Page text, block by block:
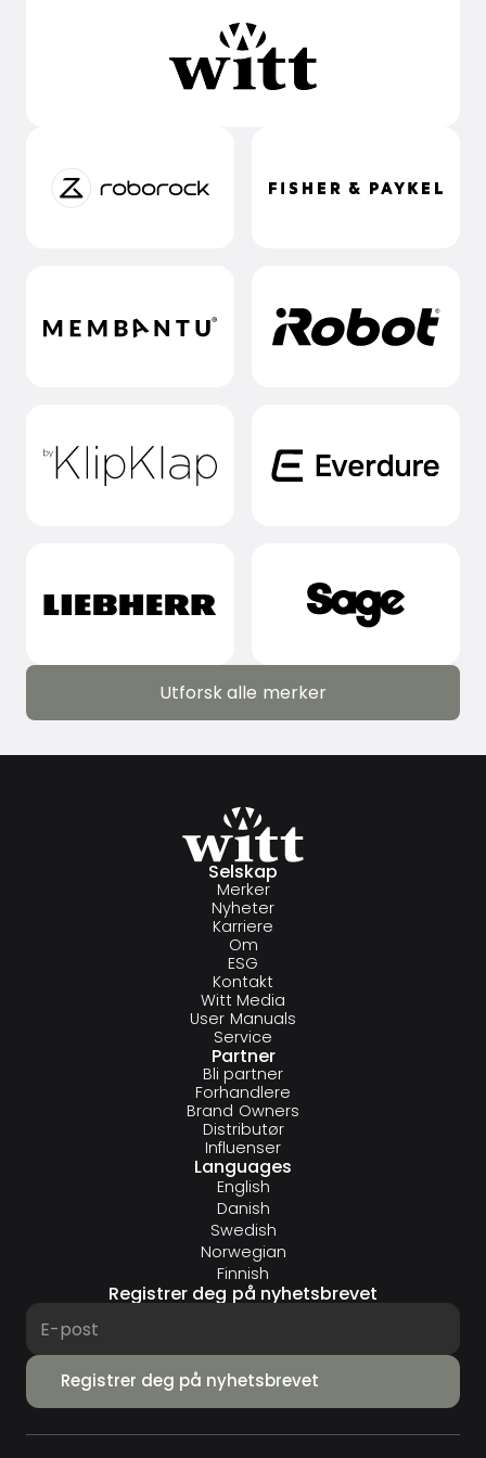
Utforsk alle merker
Utforsk alle merker
Selskap
Merker
Nyheter
Karriere
Om
ESG
Kontakt
Witt Media
User Manuals
Service
Partner
Bli partner
Forhandlere
Brand Owners
Distributør
Influenser
Languages
English
Danish
Swedish
Norwegian
Finnish
Registrer deg på nyhetsbrevet